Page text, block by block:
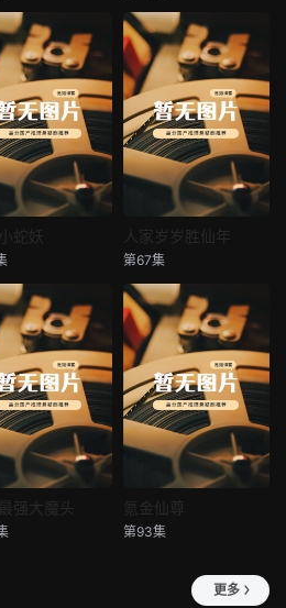
嫁小蛇妖
蛇妖 人家岁岁胜仙年
人家岁岁胜仙年
第67集
万古最强大魔头
强大魔头 氪金仙尊
氪金仙尊
第93集
更多